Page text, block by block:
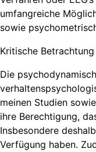
umfangreiche
sowie
Kritische
Die
meinen Studien
ihre Berechtigung,
Insbesondere
Verfügung haben.